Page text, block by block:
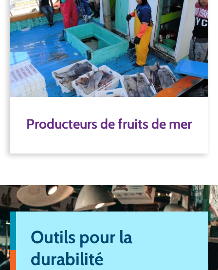
Producteurs de fruits de mer
Producteurs de fruits de mer
En mettant en œuvre des pratiques responsables
et en collaborant à des efforts d'amélioration, les
producteurs et les transformateurs de produits de
la mer peuvent contribuer à faire évoluer les choses
et à soutenir le développement durable.
Outils pour la
durabilité